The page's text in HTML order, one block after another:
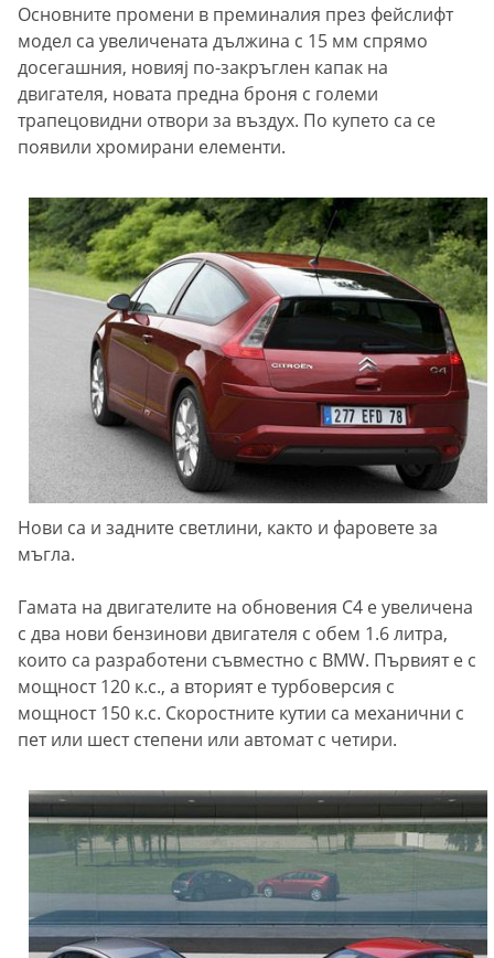
Основните промени в преминалия през фейслифт
модел са увеличената дължина с 15 мм спрямо
досегашния, новияj по-закръглен капак на
двигателя, новата предна броня с големи
трапецовидни отвори за въздух. По купето са се
появили хромирани елементи.
Нови са и задните светлини, както и фаровете за
мъгла.
Гамата на двигателите на обновения C4 е увеличена
с два нови бензинови двигателя с обем 1.6 литра,
които са разработени съвместно с BMW. Първият е с
мощност 120 к.с., а вторият е турбоверсия с
мощност 150 к.с. Скоростните кутии са механични с
пет или шест степени или автомат с четири.